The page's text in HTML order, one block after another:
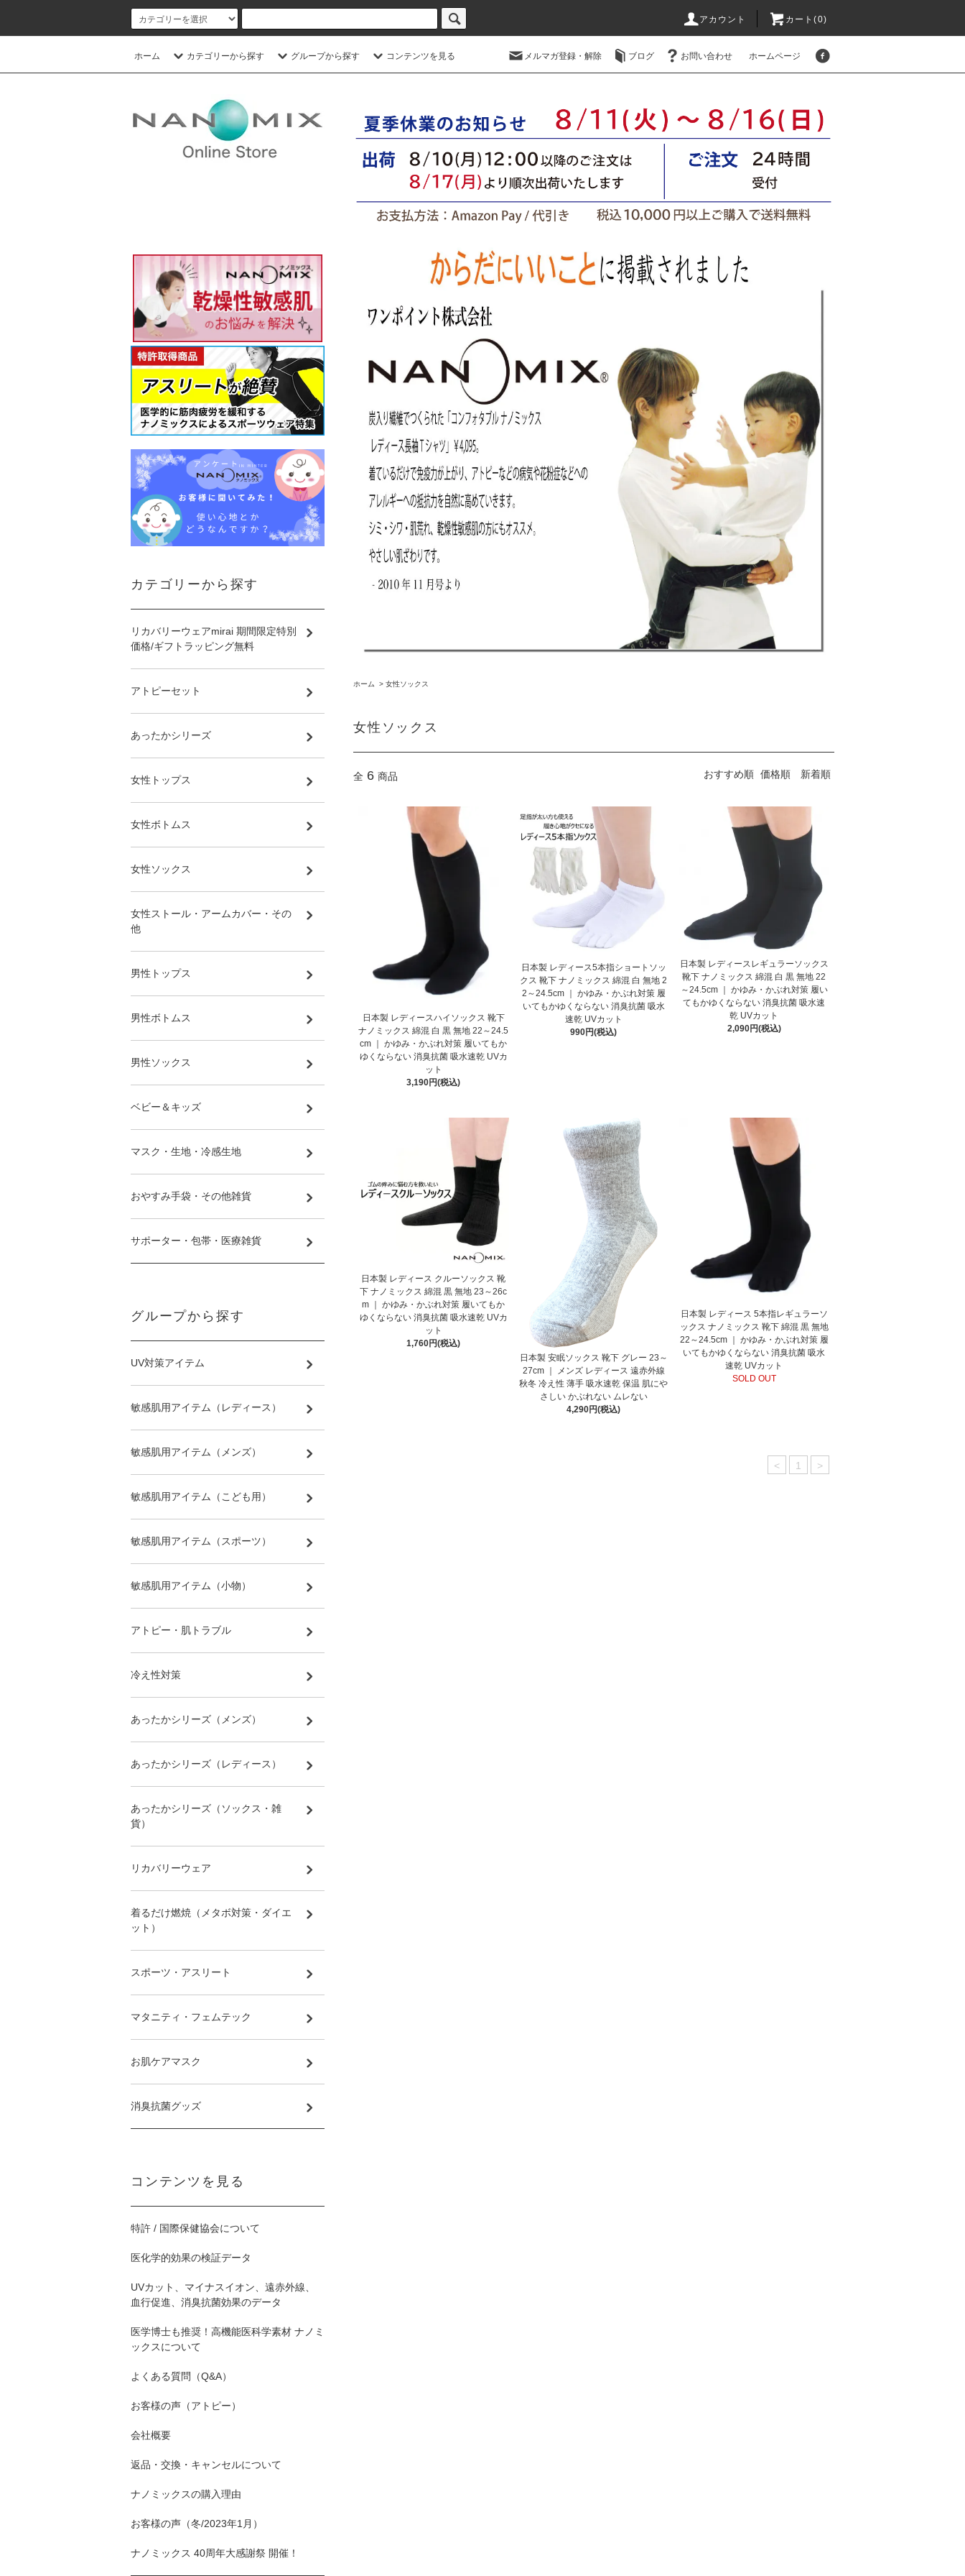
アカウント カート(0)
ホーム カテゴリーから探す グループから探す コンテンツを見る メルマガ登録・解除 ブログ お問い合わせ ホームページ
ホーム > 女性ソックス
女性ソックス
全 6 商品 おすすめ順 価格順 新着順
日本製 レディースハイソックス 靴下
ナノミックス 綿混 白 黒 無地 22～24.5
cm ｜ かゆみ・かぶれ対策 履いてもか
ゆくならない 消臭抗菌 吸水速乾 UVカ
ット
3,190円(税込)
日本製 レディース5本指ショートソッ
クス 靴下 ナノミックス 綿混 白 無地 2
2～24.5cm ｜ かゆみ・かぶれ対策 履
いてもかゆくならない 消臭抗菌 吸水
速乾 UVカット
990円(税込)
日本製 レディースレギュラーソックス
靴下 ナノミックス 綿混 白 黒 無地 22
～24.5cm ｜ かゆみ・かぶれ対策 履い
てもかゆくならない 消臭抗菌 吸水速
乾 UVカット
2,090円(税込)
日本製 レディース クルーソックス 靴
下 ナノミックス 綿混 黒 無地 23～26c
m ｜ かゆみ・かぶれ対策 履いてもか
ゆくならない 消臭抗菌 吸水速乾 UVカ
ット
1,760円(税込)
日本製 安眠ソックス 靴下 グレー 23～
27cm ｜ メンズ レディース 遠赤外線
秋冬 冷え性 薄手 吸水速乾 保温 肌にや
さしい かぶれない ムレない
4,290円(税込)
日本製 レディース 5本指レギュラーソ
ックス ナノミックス 靴下 綿混 黒 無地
22～24.5cm ｜ かゆみ・かぶれ対策 履
いてもかゆくならない 消臭抗菌 吸水
速乾 UVカット
SOLD OUT
< 1 >
カテゴリーから探す
リカバリーウェアmirai 期間限定特別
価格/ギフトラッピング無料
アトピーセット
あったかシリーズ
女性トップス
女性ボトムス
女性ソックス
女性ストール・アームカバー・その
他
男性トップス
男性ボトムス
男性ソックス
ベビー＆キッズ
マスク・生地・冷感生地
おやすみ手袋・その他雑貨
サポーター・包帯・医療雑貨
グループから探す
UV対策アイテム
敏感肌用アイテム（レディース）
敏感肌用アイテム（メンズ）
敏感肌用アイテム（こども用）
敏感肌用アイテム（スポーツ）
敏感肌用アイテム（小物）
アトピー・肌トラブル
冷え性対策
あったかシリーズ（メンズ）
あったかシリーズ（レディース）
あったかシリーズ（ソックス・雑
貨）
リカバリーウェア
着るだけ燃焼（メタボ対策・ダイエ
ット）
スポーツ・アスリート
マタニティ・フェムテック
お肌ケアマスク
消臭抗菌グッズ
コンテンツを見る
特許 / 国際保健協会について
医化学的効果の検証データ
UVカット、マイナスイオン、遠赤外線、
血行促進、消臭抗菌効果のデータ
医学博士も推奨！高機能医科学素材 ナノミ
ックスについて
よくある質問（Q&A）
お客様の声（アトピー）
会社概要
返品・交換・キャンセルについて
ナノミックスの購入理由
お客様の声（冬/2023年1月）
ナノミックス 40周年大感謝祭 開催！